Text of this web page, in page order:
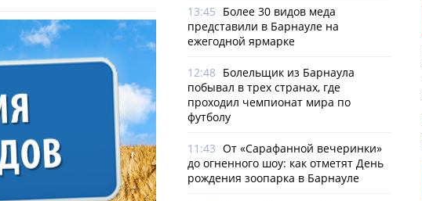
13:45 Более 30 видов меда
представили в Барнауле на
ежегодной ярмарке
12:48 Болельщик из Барнаула
побывал в трех странах, где
проходил чемпионат мира по
футболу
11:43 От «Сарафанной вечеринки»
до огненного шоу: как отметят День
рождения зоопарка в Барнауле